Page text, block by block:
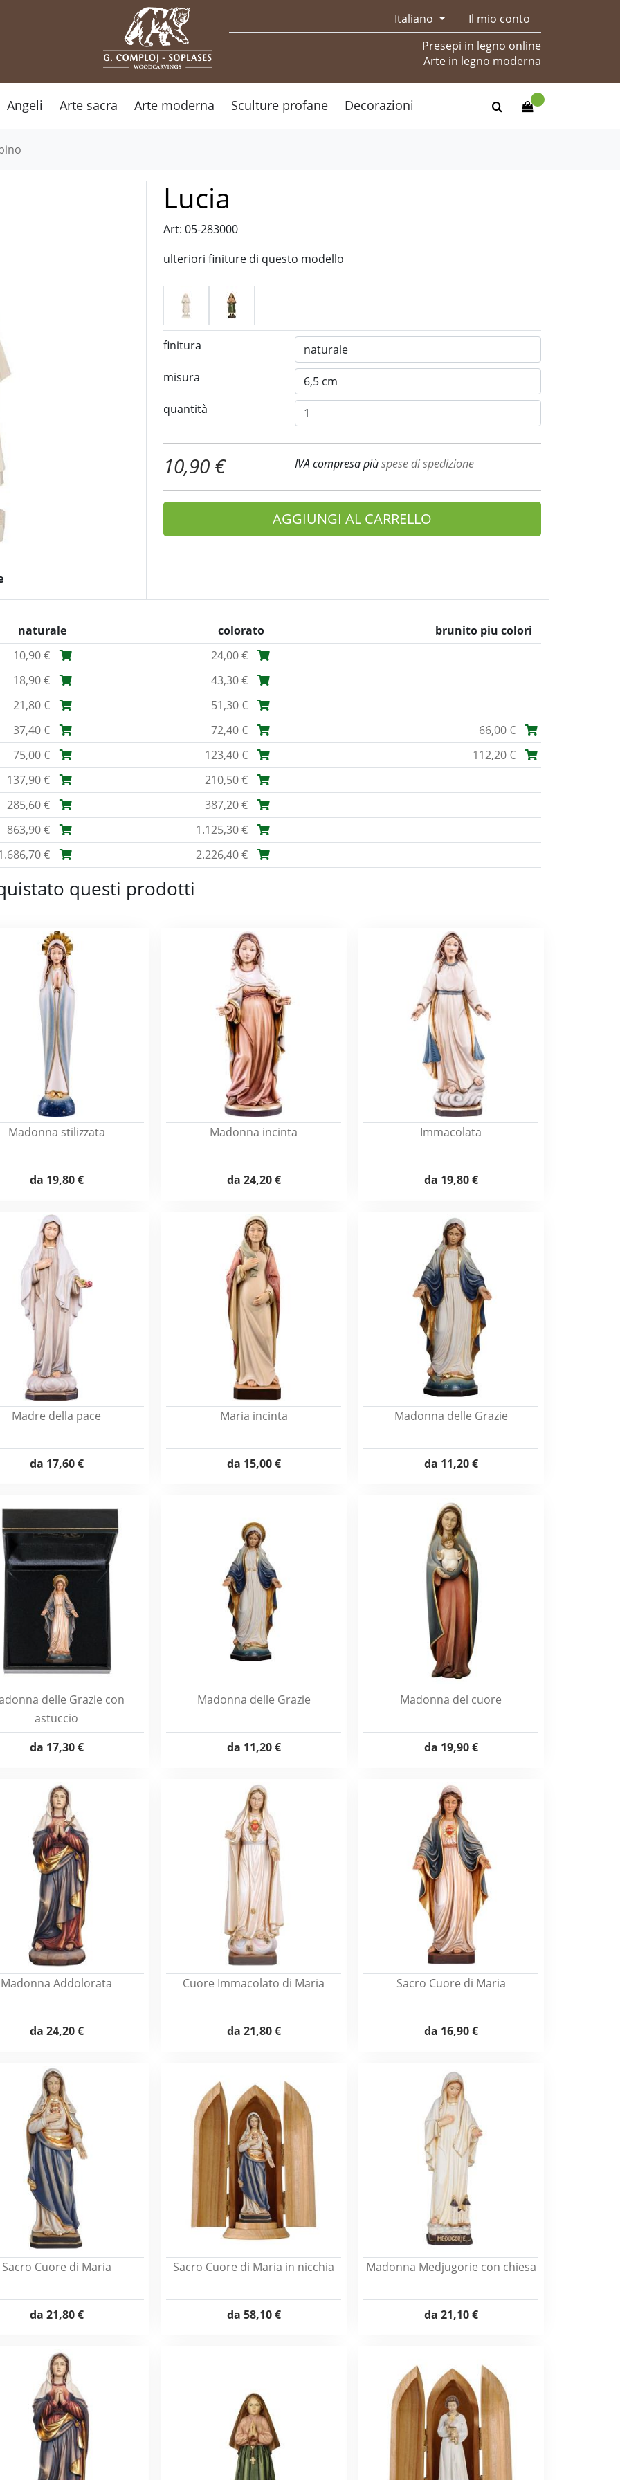
Italiano
Il mio conto
Presepi in legno online
Arte in legno moderna
Angeli Arte sacra Arte moderna Sculture profane Decorazioni
Lucia
Art: 05-283000
ulteriori finiture di questo modello
finitura
misura
quantità
10,90 € IVA compresa piùspese di spedizione
AGGIUNGI AL CARRELLO
naturale colorato
brunito piu colori
10,90 €
24,00 €
18,90 €
43,30 €
21,80 €
51,30 €
37,40 €
72,40 €
66,00 €
75,00 €
123,40 €
112,20 €
137,90 €
210,50 €
285,60 €
387,20 €
863,90 €
1.125,30 €
€
2.226,40 €
questi prodotti
Madonna stilizzata
da 19,80 €
Madonna incinta
da 24,20 €
Immacolata
da 19,80 €
Madre della pace
da 17,60 €
Maria incinta
da 15,00 €
Madonna delle Grazie
da 11,20 €
delle Grazie con
astuccio
da 17,30 €
Madonna delle Grazie
da 11,20 €
Madonna del cuore
da 19,90 €
Madonna Addolorata
da 24,20 €
Cuore Immacolato di Maria
da 21,80 €
Sacro Cuore di Maria
da 16,90 €
Sacro Cuore di Maria
da 21,80 €
Sacro Cuore di Maria in nicchia
da 58,10 €
Madonna Medjugorie con chiesa
da 21,10 €